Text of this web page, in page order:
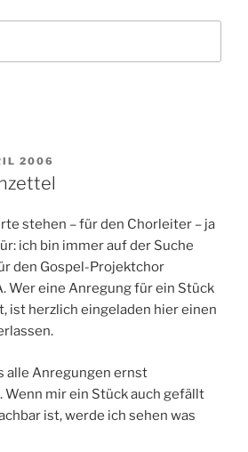
2006
stehen – für den Chorleiter – ja
ich bin immer auf der Suche
den Gospel-Projektchor
Wer eine Anregung für ein Stück
ist herzlich eingeladen hier einen
alle Anregungen ernst
mir ein Stück auch gefällt
ist, werde ich sehen was